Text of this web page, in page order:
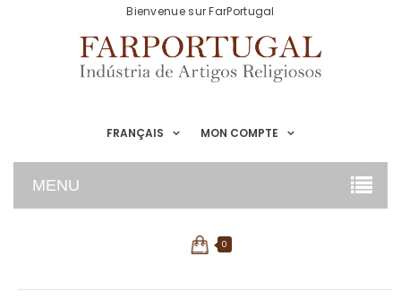
FRANÇAIS
Bienvenue sur FarPortugal
MON COMPTE
MENU
0